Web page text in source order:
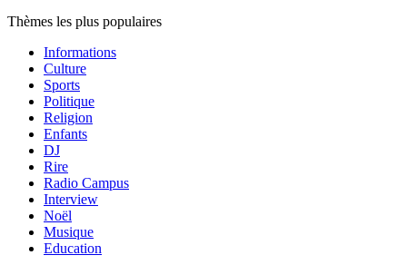
Thèmes les plus populaires
Informations
Culture
Sports
Politique
Religion
Enfants
DJ
Rire
Radio Campus
Interview
Noël
Musique
Education